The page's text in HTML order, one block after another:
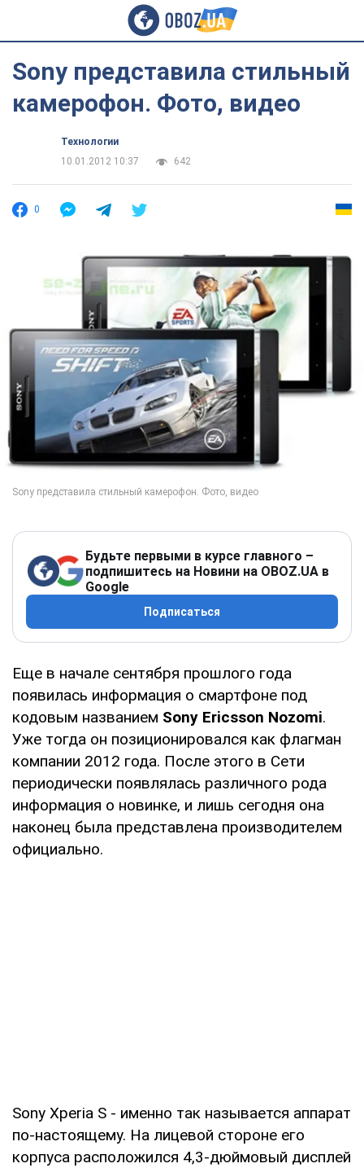
Sony представила стильный
камерофон. Фото, видео
Технологии
10.01.2012 10:37
642
0
Будьте первыми в курсе главного –
подпишитесь на Новини на OBOZ.UA в
Google
Подписаться
Еще в начале сентября прошлого года
появилась информация о смартфоне под
кодовым названием Sony Ericsson Nozomi.
Уже тогда он позиционировался как флагман
компании 2012 года. После этого в Сети
периодически появлялась различного рода
информация о новинке, и лишь сегодня она
наконец была представлена производителем
официально.
Sony Xperia S - именно так называется аппарат
по-настоящему. На лицевой стороне его
корпуса расположился 4,3-дюймовый дисплей